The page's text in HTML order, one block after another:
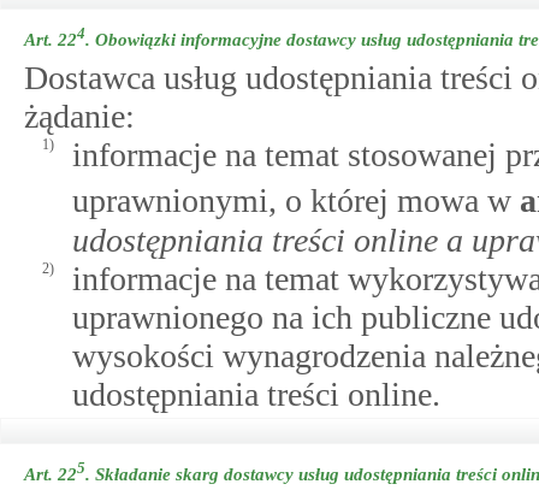
Art. 224. Obowiązki informacyjne dostawcy usług udostępniania
Dostawca usług udostępniania
żądanie:
1)
informacje na temat stosowanej
uprawnionymi, o której mowa w
udostępniania treści online a
2)
informacje na temat
uprawnionego na ich publiczne
wysokości wynagrodzenia
udostępniania treści online.
Art. 225. Składanie skarg dostawcy usług udostępniania treści